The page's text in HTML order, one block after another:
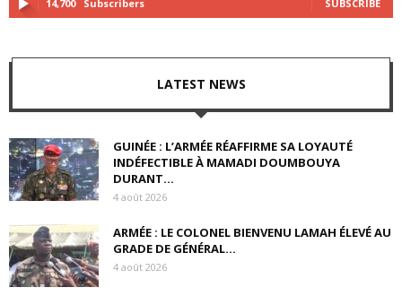
14,700 Subscribers SUBSCRIBE
LATEST NEWS
GUINÉE : L’ARMÉE RÉAFFIRME SA LOYAUTÉ
INDÉFECTIBLE À MAMADI DOUMBOUYA
DURANT...
4 août 2026
ARMÉE : LE COLONEL BIENVENU LAMAH ÉLEVÉ AU
GRADE DE GÉNÉRAL...
4 août 2026